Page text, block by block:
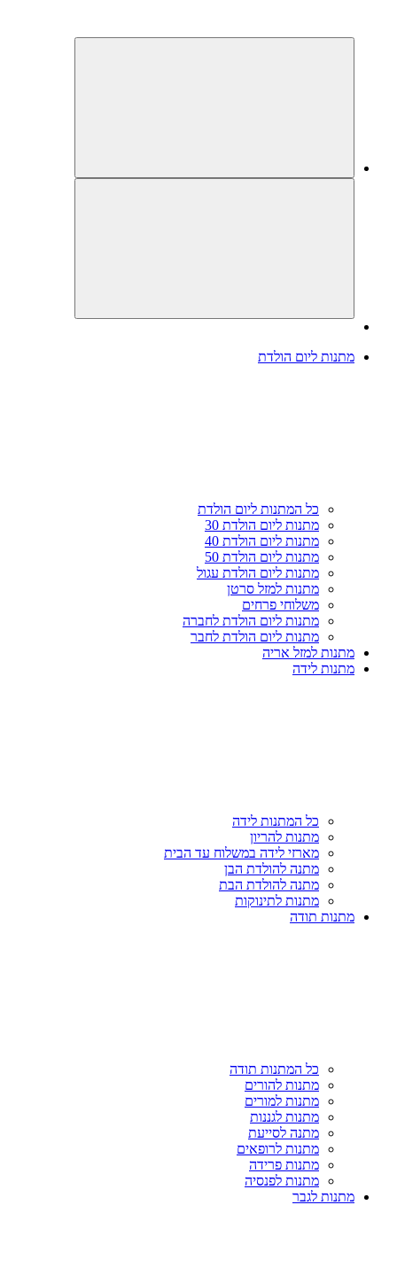
מתנות ליום הולדת
כל המתנות ליום הולדת
מתנות ליום הולדת 30
מתנות ליום הולדת 40
מתנות ליום הולדת 50
מתנות ליום הולדת עגול
מתנות למזל סרטן
משלוחי פרחים
מתנות ליום הולדת לחברה
מתנות ליום הולדת לחבר
מתנות למזל אריה
מתנות לידה
כל המתנות לידה
מתנות להריון
מארזי לידה במשלוח עד הבית
מתנה להולדת הבן
מתנה להולדת הבת
מתנות לתינוקות
מתנות תודה
כל המתנות תודה
מתנות להורים
מתנות למורים
מתנות לגננות
מתנה לסייעת
מתנות לרופאים
מתנות פרידה
מתנות לפנסיה
מתנות לגבר